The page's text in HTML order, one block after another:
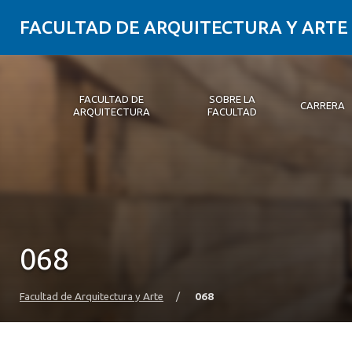
FACULTAD DE ARQUITECTURA Y ARTE
FACULTAD DE
ARQUITECTURA
SOBRE LA
FACULTAD
CARRERA
068
Facultad de Arquitectura y Arte / 068